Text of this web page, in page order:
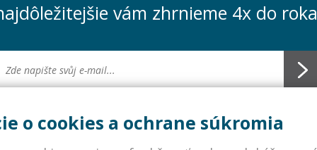
vám zhrnieme 4x do
Správna komunikácia medzi nami je veľmi dôležitá. Preto vaše
o cookies a ochrane súkromia